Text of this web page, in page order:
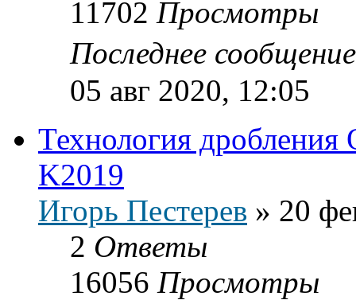
11702 Просмотры
Последнее
05 авг 2020, 12:05
Технология дробления
K2019
Игорь Пестерев » 20
2 Ответы
16056 Просмотры